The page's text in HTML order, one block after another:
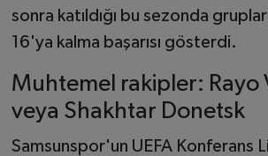
sonra katıldığı bu sezonda
16'ya kalma başarısı gösterdi.
Muhtemel rakipler: Rayo
veya Shakhtar Donetsk
Samsunspor'un UEFA Konferans